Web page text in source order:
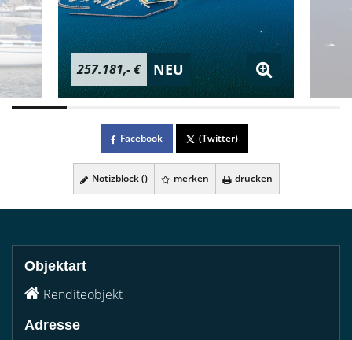
257.181,- € NEU
Facebook (Twitter)
Notizblock () merken drucken
Objektart
Renditeobjekt
Adresse